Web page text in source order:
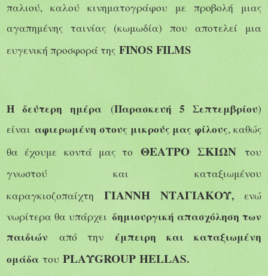
παλιού, καλού κινηματογράφου με προβολή μιας
αγαπημένης ταινίας (κωμωδία) που αποτελεί μια
ευγενική προσφορά της FINOS FILMS
Η δεύτερη ημέρα (Παρασκευή 5 Σεπτεμβρίου)
είναι αφιερωμένη στους μικρούς μας φίλους, καθώς
θα έχουμε κοντά μας το
ΘΕΑΤΡΟ ΣΚΙΩΝ
του
γνωστού και καταξιωμένου
καραγκιοζοπαίχτη
ΓΙΑΝΝΗ ΝΤΑΓΙΑΚΟΥ,ενώ
νωρίτερα θα υπάρχει δημιουργική απασχόληση των
παιδιών από την έμπειρη και καταξιωμένη
ομάδα του PLAΥGROUP HELLAS.